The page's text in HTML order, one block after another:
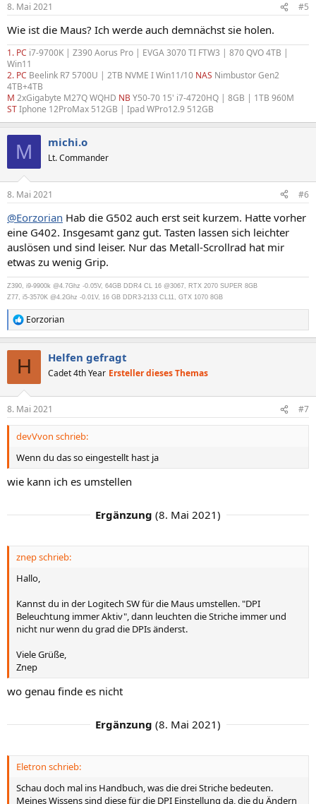
8. Mai 2021 #5
Wie ist die Maus? Ich werde auch demnächst sie holen.
1. PC i7-9700K | Z390 Aorus Pro | EVGA 3070 TI FTW3 | 870 QVO 4TB |
Win11
2. PC Beelink R7 5700U | 2TB NVME I Win11/10 NAS Nimbustor Gen2
4TB+4TB
M 2xGigabyte M27Q WQHD NBY50-70 15' i7-4720HQ | 8GB | 1TB 960M
STIphone 12ProMax 512GB | Ipad WPro12.9 512GB
M michi.o
Lt. Commander
8. Mai 2021 #6
@Eorzorian Hab die G502 auch erst seit kurzem. Hatte vorher
eine G402. Insgesamt ganz gut. Tasten lassen sich leichter
auslösen und sind leiser. Nur das Metall-Scrollrad hat mir
etwas zu wenig Grip.
Z390, i9-9900k @4.7Ghz -0.05V, 64GB DDR4 CL 16 @3067, RTX 2070 SUPER 8GB
Z77, i5-3570K @4.2Ghz -0.01V, 16 GB DDR3-2133 CL11, GTX 1070 8GB
R
e
e
n
Eorzorian
H Helfen gefragt
Cadet 4th Year Ersteller dieses Themas
8. Mai 2021 #7
devVvon schrieb:
Wenn du das so eingestellt hast ja
wie kann ich es umstellen
Ergänzung (8. Mai 2021)
znep schrieb:
Hallo,
Kannst du in der Logitech SW für die Maus umstellen. "DPI
Beleuchtung immer Aktiv", dann leuchten die Striche immer und
nicht nur wenn du grad die DPIs änderst.
Viele Grüße,
Znep
wo genau finde es nicht
Ergänzung (8. Mai 2021)
Eletron schrieb:
Schau doch mal ins Handbuch, was die drei Striche bedeuten.
Meines Wissens sind diese für die DPI Einstellung da, die du Ändern